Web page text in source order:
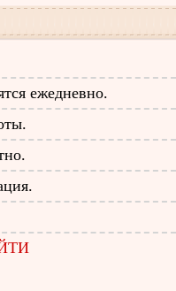
ежедневно.